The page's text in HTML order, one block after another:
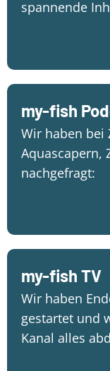
spannende
my-fish
Wir haben bei
Aquascapern,
nachgefragt:
my-fish TV
Wir haben
gestartet und
Kanal alles